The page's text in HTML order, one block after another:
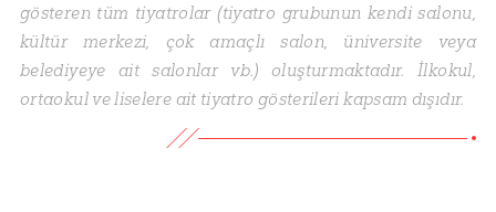
gösteren tüm tiyatrolar (tiyatro grubunun kendi salonu,
kültür merkezi, çok amaçlı salon, üniversite veya
belediyeye ait salonlar vb.) oluşturmaktadır. İlkokul,
ortaokul ve liselere ait tiyatro gösterileri kapsam dışıdır.